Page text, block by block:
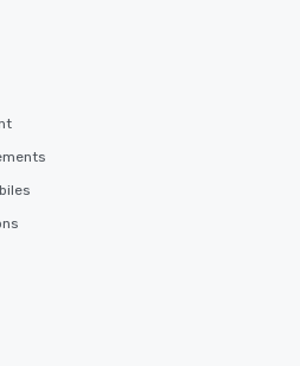
of tour
is about
and